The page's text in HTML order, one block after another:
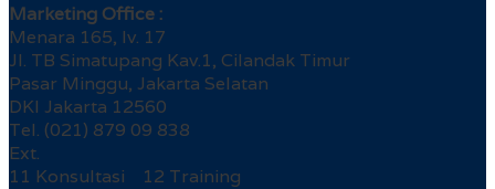
Marketing Office :
Menara 165, lv. 17
Jl. TB Simatupang Kav.1, Cilandak Timur
Pasar Minggu, Jakarta Selatan
DKI Jakarta 12560
Tel. (021) 879 09 838
Ext.
11 Konsultasi 12 Training